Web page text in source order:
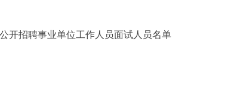
招聘事业单位工作人 员面试人员名单